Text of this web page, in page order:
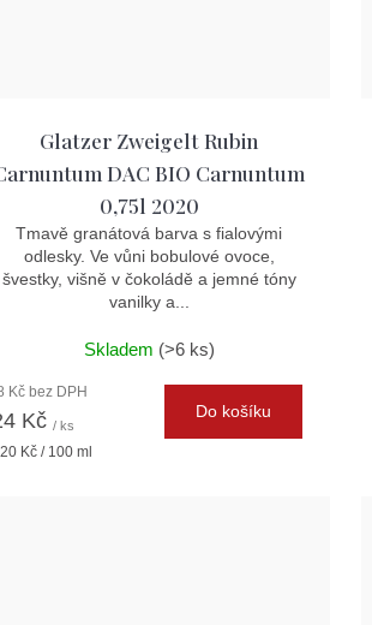
Glatzer Zweigelt Rubin
DAC BIO Carnuntum
0,75l 2020
Tmavě granátová barva s fialovými
odlesky. Ve vůni bobulové ovoce,
švestky, višně v čokoládě a jemné tóny
vanilky a...
Skladem (>6 ks)
Kč bez DPH
Kč/ ks
Kč / 100 ml
Do košíku